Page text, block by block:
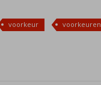
voorkeur voorkeuren